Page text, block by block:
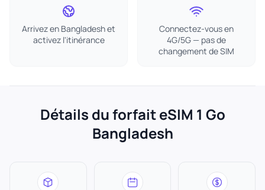
Arrivez en Bangladesh et
activez l'itinérance
Connectez-vous en
4G/5G — pas de
changement de SIM
Détails du forfait eSIM 1 Go
Bangladesh